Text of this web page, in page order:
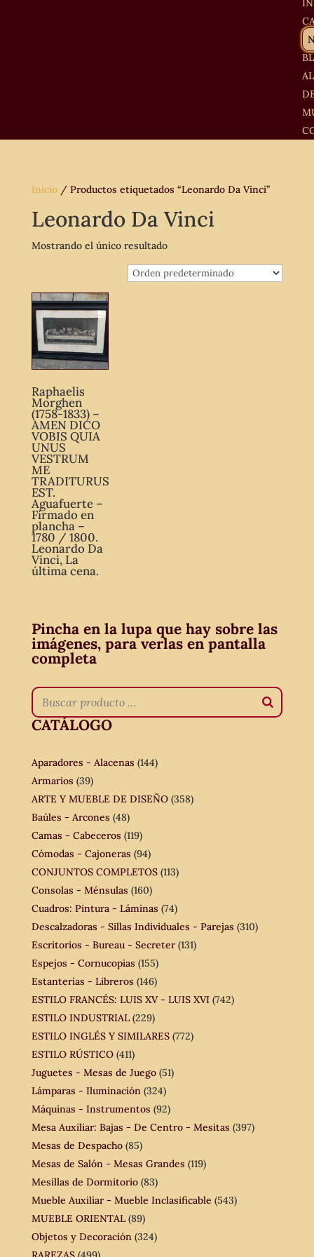
Inicio/ Productos etiquetados “Leonardo Da Vinci”
Leonardo Da Vinci
Mostrando el único resultado
Raphaelis
Morghen
(1758-1833) –
AMEN DICO
VOBIS QUIA
UNUS
VESTRUM
ME
TRADITURUS
EST.
Aguafuerte –
Firmado en
plancha –
1780 / 1800.
Leonardo Da
Vinci, La
última cena.
Pincha en la lupa que hay sobre las
imágenes, para verlas en pantalla
completa
CATÁLOGO
Aparadores - Alacenas (144)
Armarios (39)
ARTE Y MUEBLE DE DISEÑO (358)
Baúles - Arcones (48)
Camas - Cabeceros (119)
Cómodas - Cajoneras (94)
CONJUNTOS COMPLETOS (113)
Consolas - Ménsulas (160)
Cuadros: Pintura - Láminas (74)
Descalzadoras - Sillas Individuales - Parejas (310)
Escritorios - Bureau - Secreter (131)
Espejos - Cornucopias (155)
Estanterías - Libreros (146)
ESTILO FRANCÉS: LUIS XV - LUIS XVI (742)
ESTILO INDUSTRIAL (229)
ESTILO INGLÉS Y SIMILARES (772)
ESTILO RÚSTICO (411)
Juguetes - Mesas de Juego (51)
Lámparas - Iluminación (324)
Máquinas - Instrumentos (92)
Mesa Auxiliar: Bajas - De Centro - Mesitas (397)
Mesas de Despacho (85)
Mesas de Salón - Mesas Grandes (119)
Mesillas de Dormitorio (83)
Mueble Auxiliar - Mueble Inclasificable (543)
MUEBLE ORIENTAL (89)
Objetos y Decoración (324)